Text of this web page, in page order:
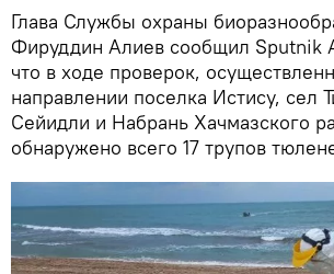
Глава Службы охраны
Фируддин Алиев сообщил Sputnik
что в ходе проверок,
направлении поселка Истису, сел
Сейидли и Набрань Хачмазского
обнаружено всего 17 трупов